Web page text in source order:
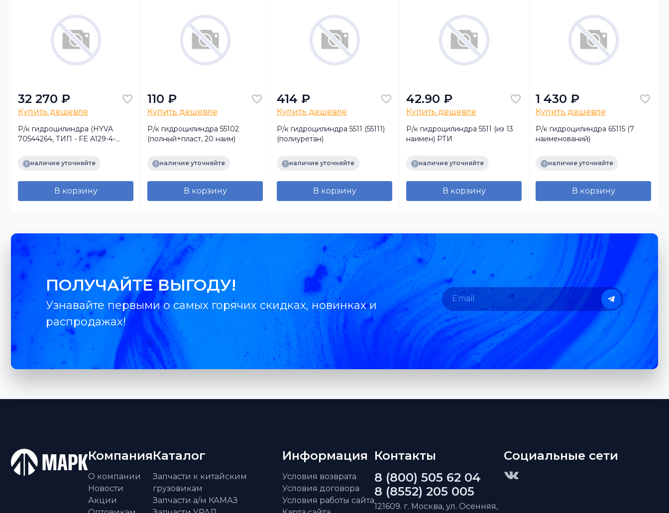
32 270 ₽
Купить дешевле
Р/к гидроцилиндра (HYVA
70544264, ТИП - FE A129-4-
наличие уточняйте
В корзину
110 ₽
Купить дешевле
Р/к гидроцилиндра 55102
(полный+пласт, 20 наим)
наличие уточняйте
В корзину
414 ₽
Купить дешевле
Р/к гидроцилиндра 5511 (55111)
(полиуретан)
наличие уточняйте
В корзину
42.90 ₽
Купить дешевле
Р/к гидроцилиндра 5511 (из 13
наимен) РТИ
наличие уточняйте
В корзину
1 430 ₽
Купить дешевле
Р/к гидроцилиндра 65115 (7
наименований)
наличие уточняйте
В корзину
ПОЛУЧАЙТЕ ВЫГОДУ!
Узнавайте первыми о самых горячих скидках, новинках и
распродажах!
Компания
О компании
Новости
Акции
Каталог
Запчасти к китайским
грузовикам
Запчасти а/м КАМАЗ
Информация
Условия возврата
Условия договора
Условия работы сайта
Контакты
8 (800) 505 62 04
8 (8552) 205 005
121609. г. Москва, ул. Осенняя,
Социальные сети